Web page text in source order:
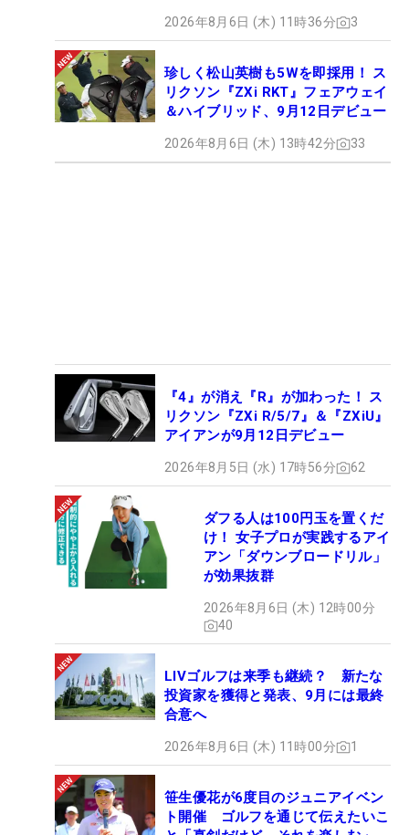
2026年8月6日 (木) 11時36分 3
珍しく松山英樹も5Wを即採用！ ス
リクソン『ZXi RKT』フェアウェイ
＆ハイブリッド、9月12日デビュー
2026年8月6日 (木) 13時42分 33
『4』が消え『R』が加わった！ ス
リクソン『ZXi R/5/7』＆『ZXiU』
アイアンが9月12日デビュー
2026年8月5日 (水) 17時56分 62
ダフる人は100円玉を置くだ
け！ 女子プロが実践するアイ
アン「ダウンブロードリル」
が効果抜群
2026年8月6日 (木) 12時00分
40
LIVゴルフは来季も継続？ 新たな
投資家を獲得と発表、9月には最終
合意へ
2026年8月6日 (木) 11時00分 1
笹生優花が6度目のジュニアイベン
ト開催 ゴルフを通じて伝えたいこ